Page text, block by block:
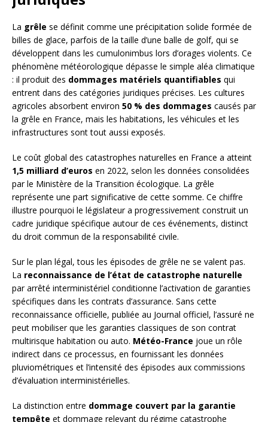
La grêle se définit comme une précipitation solide formée de
billes de glace, parfois de la taille d’une balle de golf, qui se
développent dans les cumulonimbus lors d’orages violents. Ce
phénomène météorologique dépasse le simple aléa climatique
: il produit des dommages matériels quantifiables qui
entrent dans des catégories juridiques précises. Les cultures
agricoles absorbent environ 50 % des dommages causés par
la grêle en France, mais les habitations, les véhicules et les
infrastructures sont tout aussi exposés.
Le coût global des catastrophes naturelles en France a atteint
1,5 milliard d’euros en 2022, selon les données consolidées
par le Ministère de la Transition écologique. La grêle
représente une part significative de cette somme. Ce chiffre
illustre pourquoi le législateur a progressivement construit un
cadre juridique spécifique autour de ces événements, distinct
du droit commun de la responsabilité civile.
Sur le plan légal, tous les épisodes de grêle ne se valent pas.
La reconnaissance de l’état de catastrophe naturelle
par arrêté interministériel conditionne l’activation de garanties
spécifiques dans les contrats d’assurance. Sans cette
reconnaissance officielle, publiée au Journal officiel, l’assuré ne
peut mobiliser que les garanties classiques de son contrat
multirisque habitation ou auto. Météo-France joue un rôle
indirect dans ce processus, en fournissant les données
pluviométriques et l’intensité des épisodes aux commissions
d’évaluation interministérielles.
La distinction entre dommage couvert par la garantie
tempête et dommage relevant du régime catastrophe